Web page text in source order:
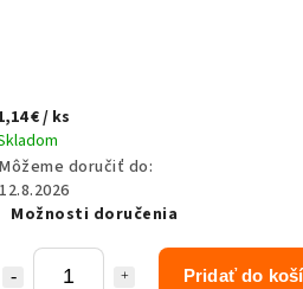
€/ ks
Môžeme doručiť do:
12.8.2026
Možnosti doručenia
Pridať do